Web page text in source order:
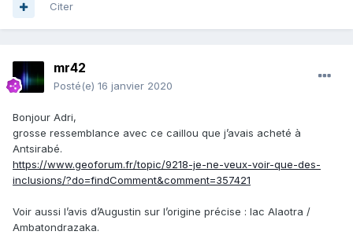
Citer
mr42
Posté(e) 16 janvier 2020
Bonjour Adri,
grosse ressemblance avec ce caillou que j’avais acheté à
Antsirabé.
https://www.geoforum.fr/topic/9218-je-ne-veux-voir-que-des-
inclusions/?do=findComment&comment=357421
Voir aussi l’avis d’Augustin sur l’origine précise : lac Alaotra /
Ambatondrazaka.